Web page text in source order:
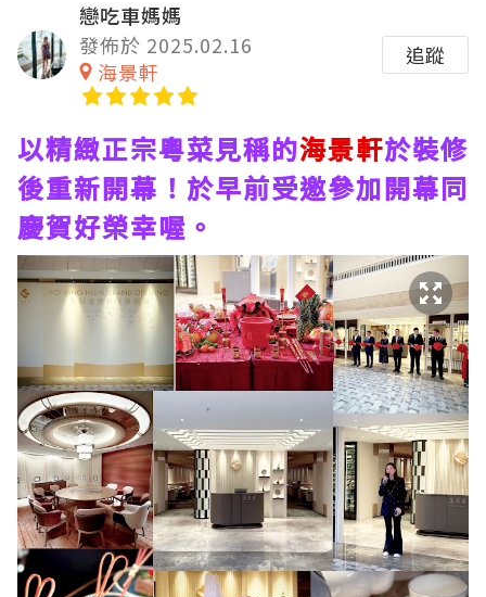
戀吃車媽媽
發佈於 2025.02.16
海景軒
追蹤
以精緻正宗粵菜見稱的海景軒於裝修
後重新開幕！於早前受邀參加開幕同
慶賀好榮幸喔。